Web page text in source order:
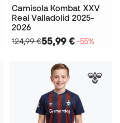
Camisola Kombat XXV
Real Valladolid 2025-
2026
124,99 €55,99 €−55%